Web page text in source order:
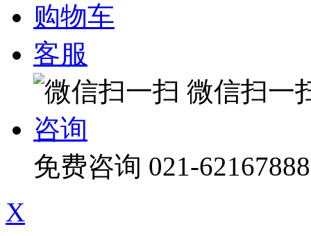
购物车
客服
微信扫一
咨询
免费咨询 021-62167888
X